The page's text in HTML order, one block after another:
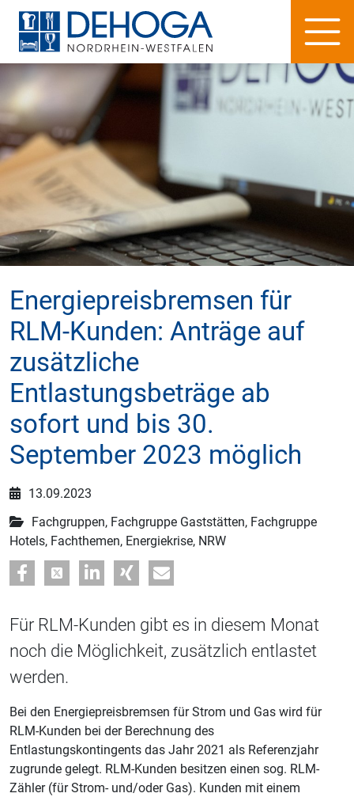
Energiepreisbremsen für
RLM-Kunden: Anträge auf
zusätzliche
Entlastungsbeträge ab
sofort und bis 30.
September 2023 möglich
13.09.2023
Fachgruppen, Fachgruppe Gaststätten, Fachgruppe
Hotels, Fachthemen, Energiekrise, NRW
Für RLM-Kunden gibt es in diesem Monat
noch die Möglichkeit, zusätzlich entlastet
werden.
Bei den Energiepreisbremsen für Strom und Gas wird für
RLM-Kunden bei der Berechnung des
Entlastungskontingents das Jahr 2021 als Referenzjahr
zugrunde gelegt. RLM-Kunden besitzen einen sog. RLM-
Zähler (für Strom- und/oder Gas). Kunden mit einem